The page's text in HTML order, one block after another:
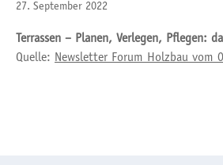
27. September 2022
Terrassen – Planen, Verlegen, Pflegen:
Quelle: Newsletter Forum Holzbau vom